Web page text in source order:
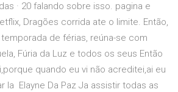
· 20 falando sobre isso. pagina e
Dragões corrida ate o limite. Então,
de férias, reúna-se com
Fúria da Luz e todos os seus Então
quando eu vi não acreditei,ai eu
la Elayne Da Paz Ja assistir todas as